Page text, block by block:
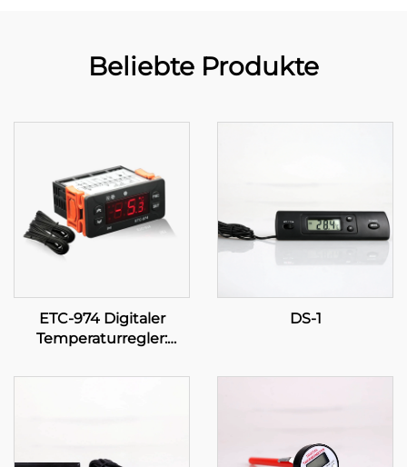
Beliebte Produkte
ETC-974 Digitaler
Temperaturregler:
Temperaturregelung für
DS-1